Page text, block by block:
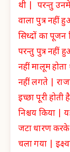
थी | परन्तु
वाला पुत्र
सिध्दों का पूजन
परन्तु पुत्र नहीं
नहीं मालूम
नहीं लगते |
इच्छा पूरी
निश्चय किया |
जटा धारण करके
चला गया |